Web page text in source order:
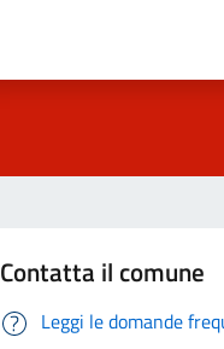
Contatta il comune
Leggi le domande